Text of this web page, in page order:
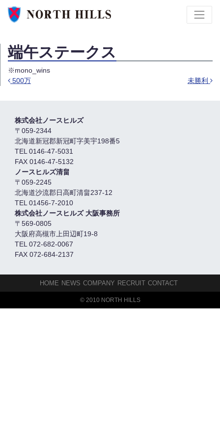
端午ステークス
※mono_wins
500万 未勝利
株式会社ノースヒルズ
〒059-2344
北海道新冠郡新冠町字美宇198番5
TEL 0146-47-5031
FAX 0146-47-5132
ノースヒルズ清畠
〒059-2245
北海道沙流郡日高町清畠237-12
TEL 01456-7-2010
株式会社ノースヒルズ 大阪事務所
〒569-0805
大阪府高槻市上田辺町19-8
TEL 072-682-0067
FAX 072-684-2137
HOME NEWS COMPANY RECRUIT CONTACT
© 2010 NORTH HILLS